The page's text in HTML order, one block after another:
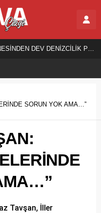
DEV DENİZCİLİK PROJESİ!
SORUN YOK AMA…”
Tavşan, İller